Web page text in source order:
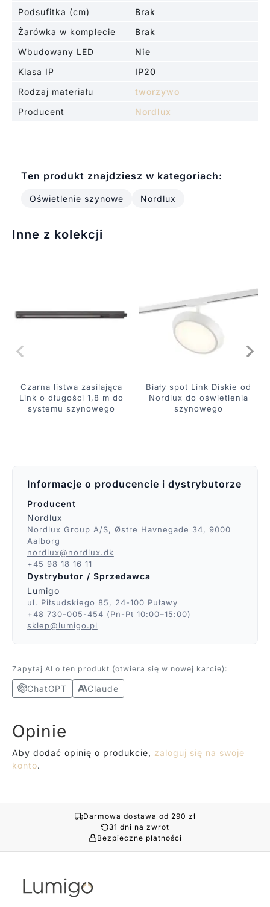
Podsufitka (cm)
Brak
Żarówka w komplecie
Brak
Wbudowany LED
Nie
Klasa IP
IP20
Rodzaj materiału
tworzywo
Producent
Nordlux
Ten produkt znajdziesz w kategoriach:
Oświetlenie szynowe Nordlux
Inne z kolekcji
Czarna listwa zasilająca
Link o długości 1,8 m do
systemu szynowego
Biały spot Link Diskie od
Nordlux do oświetlenia
szynowego
Informacje o producencie i dystrybutorze
Producent
Nordlux
Nordlux Group A/S, Østre Havnegade 34, 9000
Aalborg
nordlux@nordlux.dk
+45 98 18 16 11
Dystrybutor / Sprzedawca
Lumigo
ul. Piłsudskiego 85, 24-100 Puławy
+48 730-005-454 (Pn-Pt 10:00–15:00)
sklep@lumigo.pl
Zapytaj AI o ten produkt (otwiera się w nowej karcie):
ChatGPT Claude
Opinie
Aby dodać opinię o produkcie, zaloguj się na swoje
konto.
Darmowa dostawa od 290 zł
31 dni na zwrot
Bezpieczne płatności